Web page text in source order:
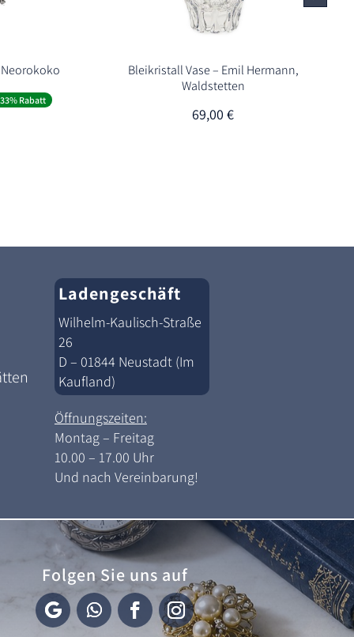
Rabatt
Bleikristall Vase – Emil Hermann,
Waldstetten
69,00€
Ladengeschäft
Wilhelm-Kaulisch-Straße
26
D – 01844 Neustadt (Im
Kaufland)
Öffnungszeiten:
Montag – Freitag
10.00 – 17.00 Uhr
Und nach Vereinbarung!
Folgen Sie uns auf